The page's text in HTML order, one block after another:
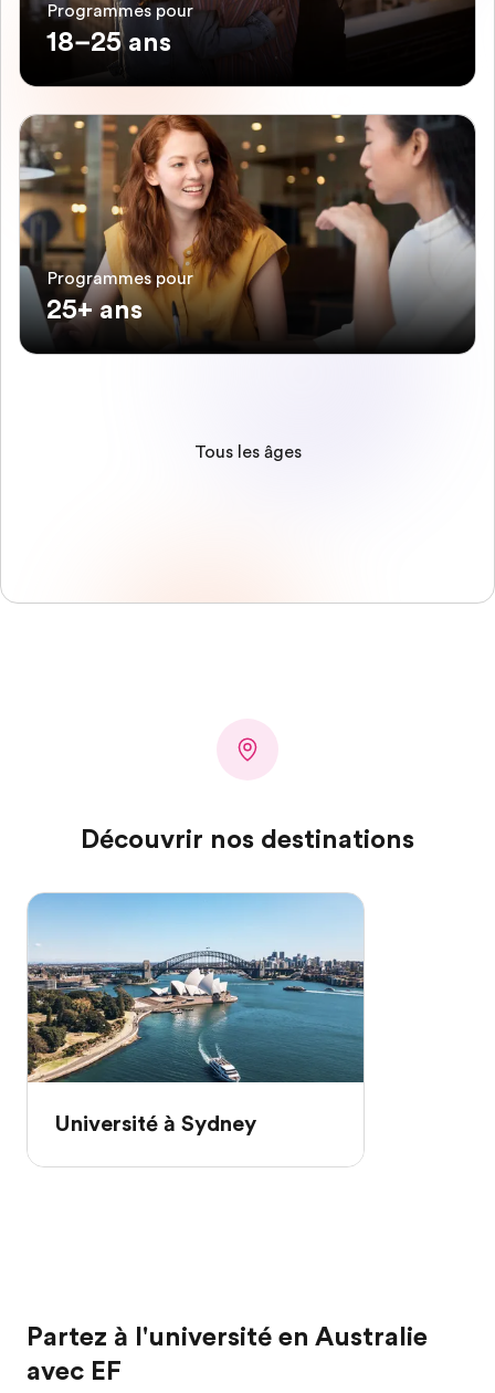
Programmes pour
18–25 ans
Programmes pour
25+ ans
Tous les âges
Découvrir nos destinations
Université à Sydney
Partez à l'université en Australie
avec EF